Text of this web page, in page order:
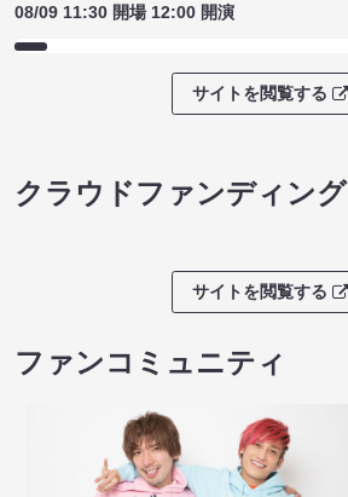
08/09 11:30 開場 12:00 開演
サイトを閲覧する
クラウドファンディング
サイトを閲覧する
ファンコミュニティ